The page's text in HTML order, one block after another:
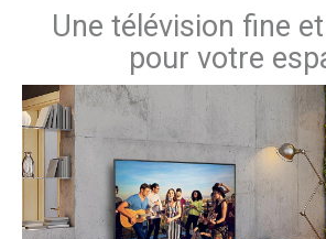
Une télévision fine
pour votre